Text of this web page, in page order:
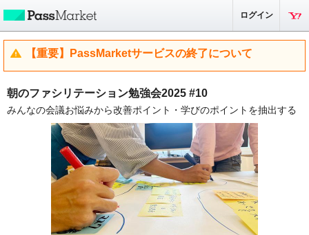
ログイン
【重要】PassMarketサービスの終了について
朝のファシリテーション勉強会2025 #10
みんなの会議お悩みから改善ポイント・学びのポイントを抽出する